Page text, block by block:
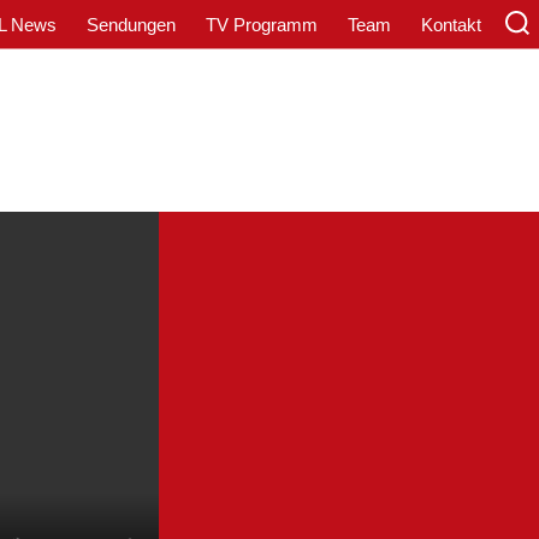
News Sendungen TV Programm Team Kontakt